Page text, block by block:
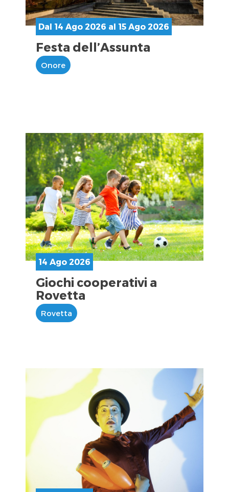
Dal 14 Ago 2026 al 15 Ago 2026
Festa dell’Assunta
Onore
14 Ago 2026
Giochi cooperativi a
Rovetta
Rovetta